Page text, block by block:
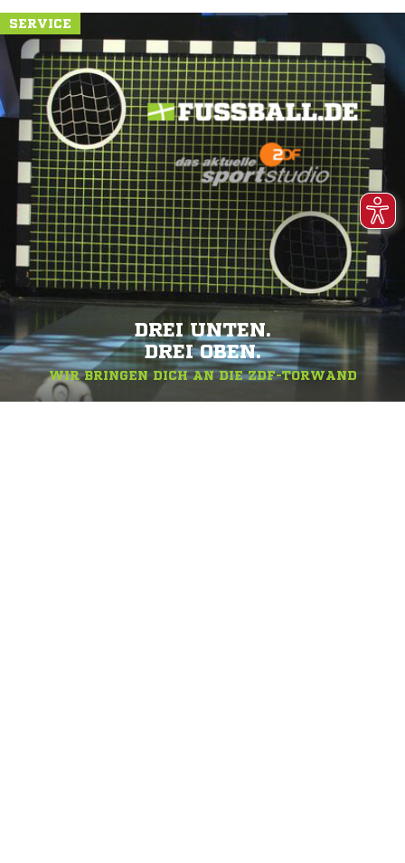
SERVICE
DREI UNTEN.
DREI OBEN.
WIR BRINGEN DICH AN DIE ZDF-TORWAND